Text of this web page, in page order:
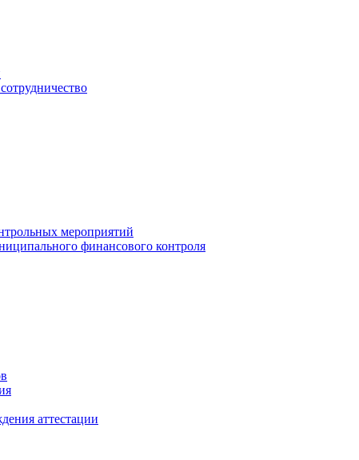
мероприятий
финансового контроля
аттестации